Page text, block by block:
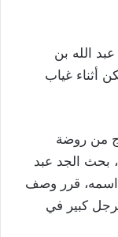
عبد الله بن
أثناء غياب
من روضة
بحث الجد عبد
اسمه، قرر وصف
كبير في